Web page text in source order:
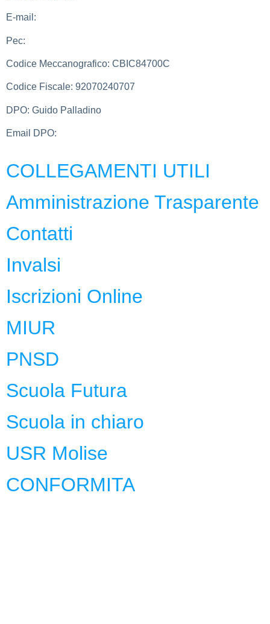
E-mail:
Pec:
Codice Meccanografico: CBIC84700C
Codice Fiscale: 92070240707
DPO: Guido Palladino
Email DPO:
COLLEGAMENTI UTILI
Amministrazione Trasparente
Contatti
Invalsi
Iscrizioni Online
MIUR
PNSD
Scuola Futura
Scuola in chiaro
USR Molise
CONFORMITA